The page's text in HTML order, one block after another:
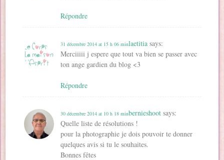
Répondre
laetitia says:
31 décembre 2014 at 15 h 06 min
Merciiiii j espere que tout va bien se passer avec
ton ange gardien du blog <3
Répondre
bernieshoot says:
30 décembre 2014 at 10 h 18 min
Quelle liste de résolutions !
pour la photographie je dois pouvoir te donner
quelques avis si tu le souhaites.
Bonnes fêtes